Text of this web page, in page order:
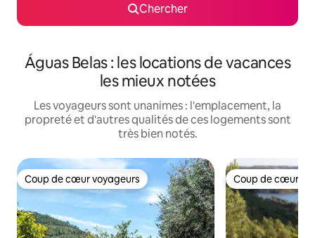
Chercher
Águas Belas : les locations de vacances
les mieux notées
Les voyageurs sont unanimes : l'emplacement, la
propreté et d'autres qualités de ces logements sont
très bien notés.
Coup de cœur voyageurs
Coup de cœur voyageurs Coup de cœur
Coup de cœur